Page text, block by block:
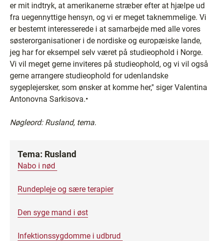
er mit indtryk, at amerikanerne stræber efter at hjælpe ud
fra uegennyttige hensyn, og vi er meget taknemmelige. Vi
er bestemt interesserede i at samarbejde med alle vores
søsterorganisationer i de nordiske og europæiske lande,
jeg har for eksempel selv været på studieophold i Norge.
Vi vil meget gerne inviteres på studieophold, og vi vil også
gerne arrangere studieophold for udenlandske
sygeplejersker, som ønsker at komme her,'' siger Valentina
Antonovna Sarkisova.•
Nøgleord: Rusland, tema.
Tema: Rusland
Nabo i nød
Rundepleje og sære terapier
Den syge mand i øst
Infektionssygdomme i udbrud